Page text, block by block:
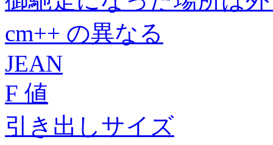
cm++ の異なる
JEAN
F 値
引き出しサイズ